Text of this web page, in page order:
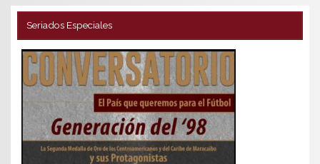
Seriados Especiales